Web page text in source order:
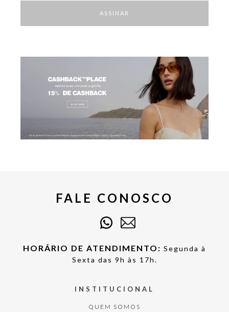
ASSINAR
FALE CONOSCO
HORÁRIO DE ATENDIMENTO: Segunda à
Sexta das 9h às 17h.
INSTITUCIONAL
QUEM SOMOS